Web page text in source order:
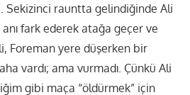
Sekizinci rauntta gelindiğinde Ali
fark ederek atağa geçer ve
Foreman yere düşerken bir
vardı; ama vurmadı. Çünkü Ali
gibi maça “öldürmek” için